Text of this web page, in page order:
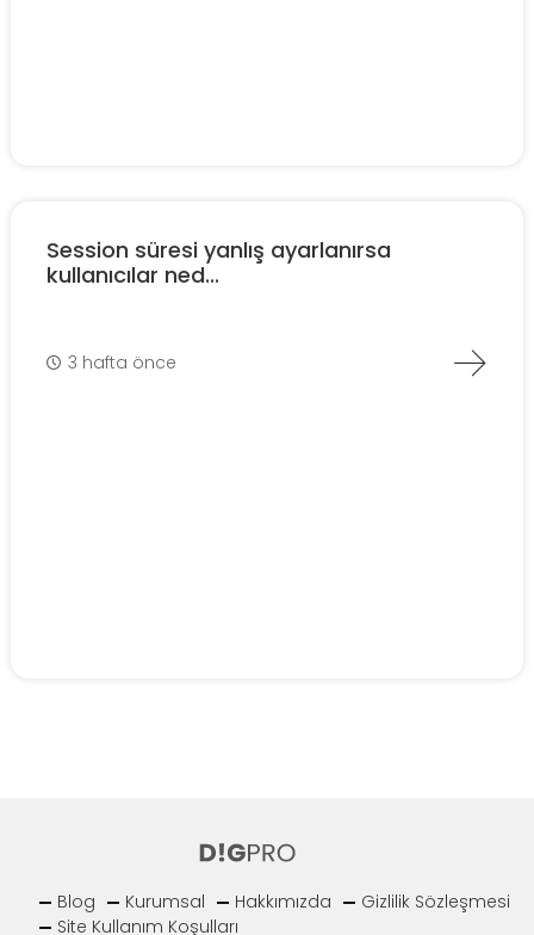
Session süresi yanlış ayarlanırsa
kullanıcılar ned...
3 hafta önce
Blog Kurumsal Hakkımızda
Gizlilik Sözleşmesi
Site Kullanım Koşulları